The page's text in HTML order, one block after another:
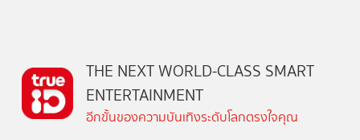
THE NEXT WORLD-CLASS SMART
ENTERTAINMENT
อีกขั้นของความบันเทิงระดับโลกตรงใจคุณ